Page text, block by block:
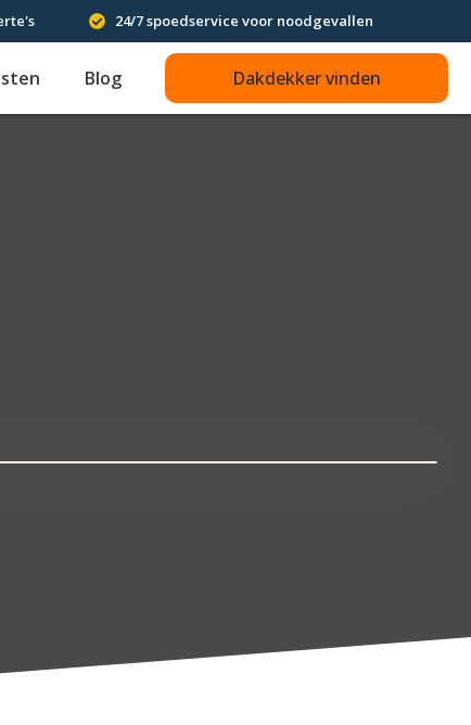
24/7 spoedservice voor noodgevallen
Blog Dakdekker vinden